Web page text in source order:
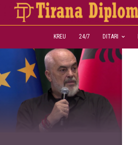
KREU 24/7 DITARI